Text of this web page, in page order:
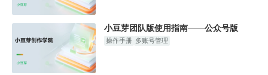
小豆芽团队版使用指南——公众号版
操作手册 多账号管理